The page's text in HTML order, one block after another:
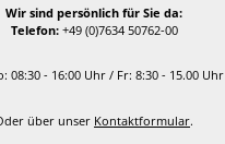
Wir sind persönlich für Sie da:
Telefon:+49 (0)7634 50762-00
08:30 - 16:00 Uhr / Fr: 8:30 - 15.00 Uhr
über unser Kontaktformular.